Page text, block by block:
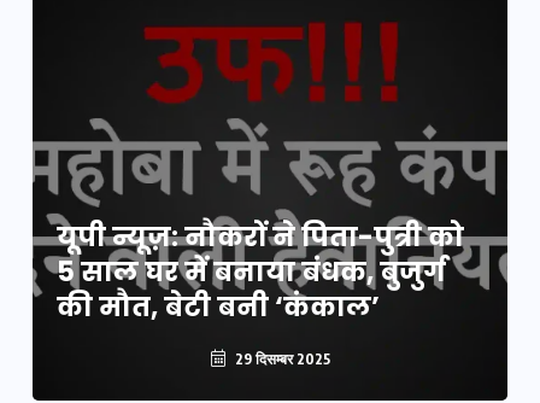
यूपी न्यूज़: नौकरों ने पिता-पुत्री को
5 साल घर में बनाया बंधक, बुजुर्ग
की मौत, बेटी बनी ‘कंकाल’
29 दिसम्बर 2025